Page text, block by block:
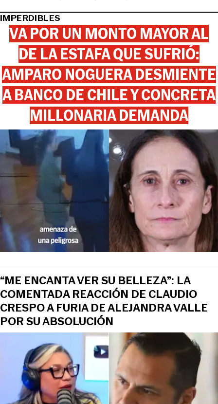
IMPERDIBLES
VA POR UN MONTO MAYOR AL
DE LA ESTAFA QUE SUFRIÓ:
AMPARO NOGUERA DESMIENTE
A BANCO DE CHILE Y CONCRETA
MILLONARIA DEMANDA
“ME ENCANTA VER SU BELLEZA”: LA
COMENTADA REACCIÓN DE CLAUDIO
CRESPO A FURIA DE ALEJANDRA VALLE
POR SU ABSOLUCIÓN